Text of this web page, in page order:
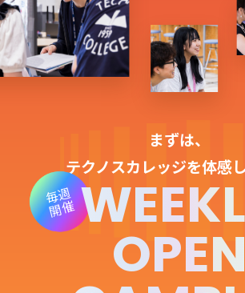
まずは、
テクノスカレッジを体感
毎週
開催
OPEN